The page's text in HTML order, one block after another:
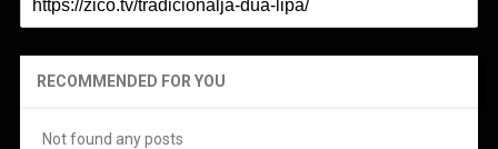
RECOMMENDED FOR YOU
Not found any posts